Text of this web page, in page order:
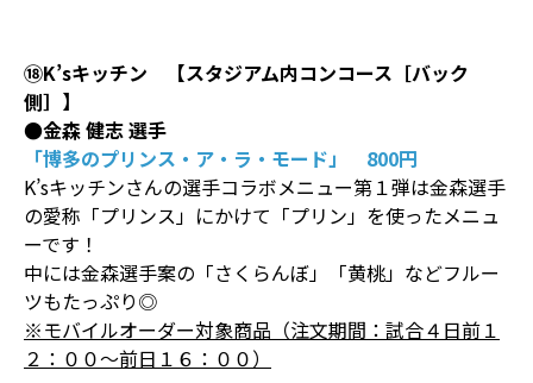
⑱K’sキッチン 【スタジアム内コンコース［バック
側］】
●金森 健志 選手
「博多のプリンス・ア・ラ・モード」 800円
K’sキッチンさんの選手コラボメニュー第１弾は金森選手
の愛称「プリンス」にかけて「プリン」を使ったメニュ
ーです！
中には金森選手案の「さくらんぼ」「黄桃」などフルー
ツもたっぷり◎
※モバイルオーダー対象商品（注文期間：試合４日前１
２：００～前日１６：００）